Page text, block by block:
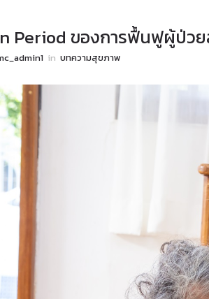
Period ของการฟื้นฟูผู้ป่ว
in บทความสุขภาพ